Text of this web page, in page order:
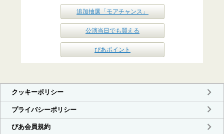
追加抽選「モアチャンス」
公演当日でも買える
ぴあポイント